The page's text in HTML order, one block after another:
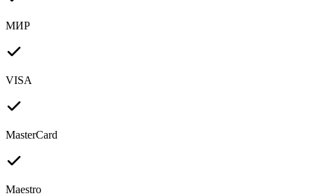
МИР
VISA
MasterCard
Maestro